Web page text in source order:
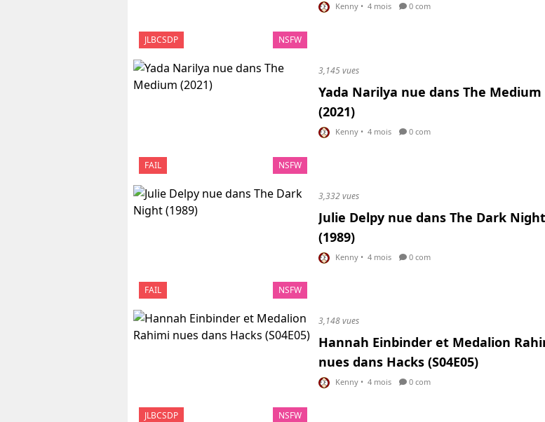
JLBCSDP NSFW
Kenny • 4 mois 0 com
FAIL NSFW
3,145 vues
Yada Narilya nue dans The Medium
(2021)
Kenny • 4 mois 0 com
FAIL NSFW
3,332 vues
Julie Delpy nue dans The Dark Night
(1989)
Kenny • 4 mois 0 com
JLBCSDP NSFW
3,148 vues
Hannah Einbinder et Medalion
nues dans Hacks (S04E05)
Kenny • 4 mois 0 com